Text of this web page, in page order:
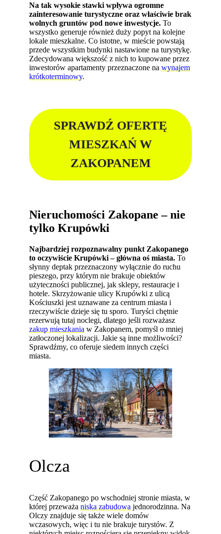
Na tak wysokie stawki wpływa ogromne
zainteresowanie turystyczne oraz właściwie brak
wolnych gruntów pod nowe inwestycje. To
wszystko generuje również duży popyt na kolejne
lokale mieszkalne. Co istotne, w mieście powstają
przede wszystkim budynki nastawione na turystykę.
Zdecydowana większość z nich to kupowane przez
inwestorów apartamenty przeznaczone nawynajem
krótkoterminowy.
SPRAWDŹ OFERTĘ
MIESZKAŃ W
ZAKOPANEM
Nieruchomości Zakopane–nie
tylko Krupówki
Najbardziej rozpoznawalny punkt Zakopanego
to oczywiście Krupówki – główna oś miasta. To
słynny deptak przeznaczony wyłącznie do ruchu
pieszego, przy którym nie brakuje obiektów
użyteczności publicznej, jak sklepy, restauracje i
hotele. Skrzyżowanie ulicy Krupówki z ulicą
Kościuszki jest uznawane za centrum miasta i
rzeczywiście dzieje się tu sporo. Turyści chętnie
rezerwują tutaj noclegi, dlatego jeśli rozważasz
zakup mieszkania w Zakopanem, pomyśl o mniej
zatłoczonej lokalizacji. Jakie są inne możliwości?
Sprawdźmy, co oferuje siedem innych części
miasta.
Olcza
Część Zakopanego po wschodniej stronie miasta, w
której przeważaniska zabudowa jednorodzinna. Na
Olczy znajduje się także wiele domów
wczasowych, więc i tu nie brakuje turystów. Z